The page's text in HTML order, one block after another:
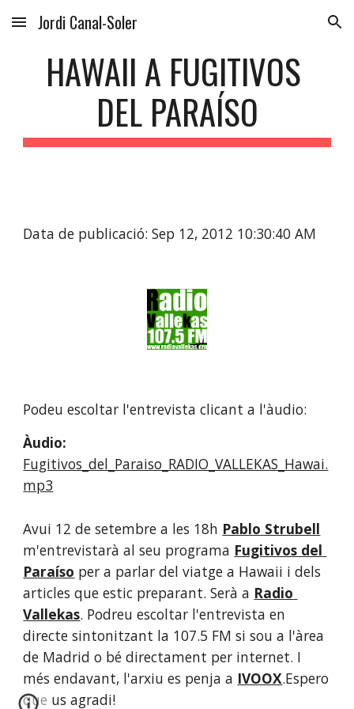
Skip to main content Skip to navigation
Jordi Canal-Soler
HAWAII A FUGITIVOS
DEL PARAÍSO
Data de publicació: Sep 12, 2012 10:30:40 AM
Podeu escoltar l'entrevista clicant a l'àudio:
Fugitivos_del_Paraiso_RADIO_VALLEKAS_Hawai.
mp3
Avui 12 de setembre a les 18h Pablo Strubell
m'entrevistarà al seu programa Fugitivos del
Paraíso per a parlar del viatge a Hawaii i dels
articles que estic preparant. Serà a Radio
Vallekas. Podreu escoltar l'entrevista en
directe sintonitzant la 107.5 FM si sou a l'àrea
de Madrid o bé directament per internet. I
més endavant, l'arxiu es penja a IVOOX.Espero
que us agradi!